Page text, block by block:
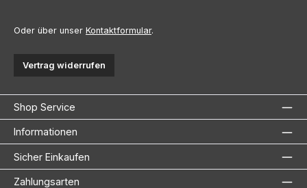
Oder über unser Kontaktformular.
Vertrag widerrufen
Shop Service
Informationen
Sicher Einkaufen
Zahlungsarten